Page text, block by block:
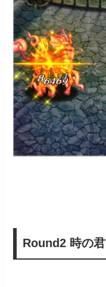
Round2 時の君